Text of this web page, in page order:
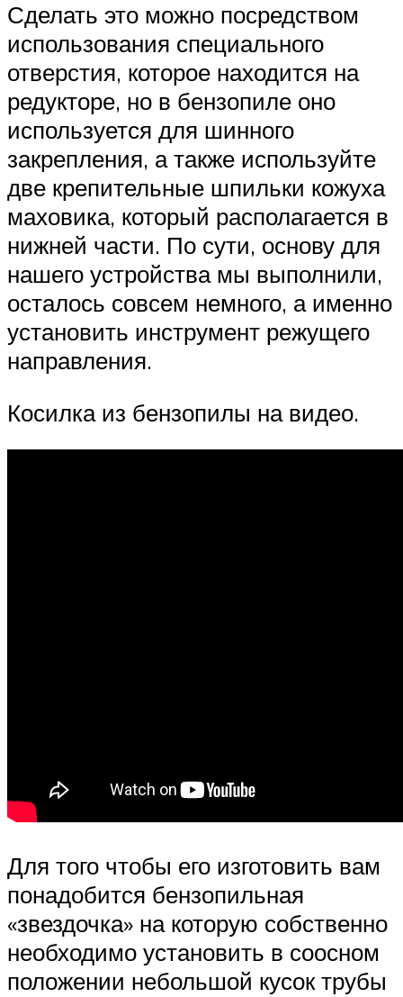
Сделать это можно посредством
использования специального
отверстия, которое находится на
редукторе, но в бензопиле оно
используется для шинного
закрепления, а также используйте
две крепительные шпильки кожуха
маховика, который располагается в
нижней части. По сути, основу для
нашего устройства мы выполнили,
осталось совсем немного, а именно
установить инструмент режущего
направления.
Косилка из бензопилы на видео.
Для того чтобы его изготовить вам
понадобится бензопильная
«звездочка» на которую собственно
необходимо установить в соосном
положении небольшой кусок трубы